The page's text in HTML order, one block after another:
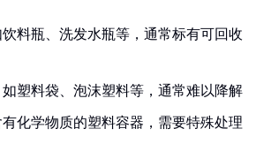
料瓶、洗发水瓶等，通常标有可回收
如塑料袋、泡沫塑料等，通常难以降解
化学物质的塑料容器，需要特殊处理